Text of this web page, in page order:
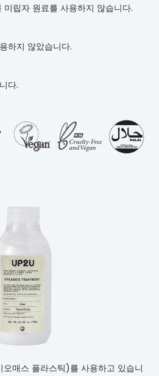
립자 원료를 사용하지 않습니다.
하지 않았습니다.
다.
매스 플라스틱)를 사용하고 있습니